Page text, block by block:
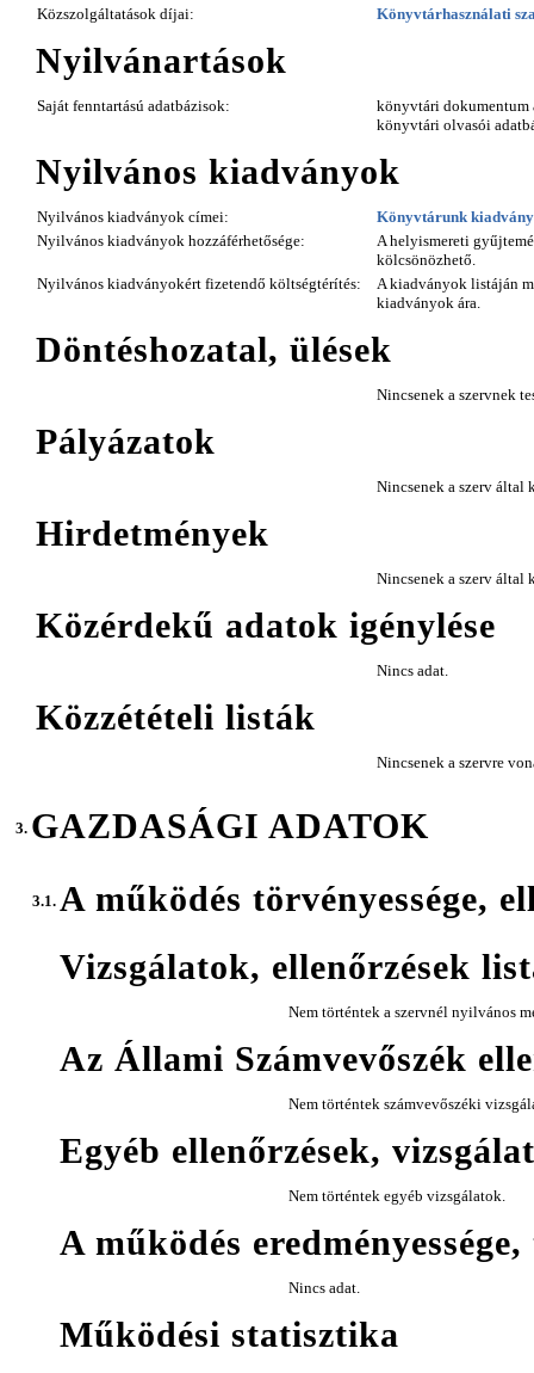
Közszolgáltatások díjai:
Könyvtárhasználati
Nyilvánartások
Saját fenntartású adatbázisok:
könyvtári dokumentum
könyvtári olvasói
Nyilvános kiadványok
Nyilvános kiadványok címei:
Könyvtárunk
Nyilvános kiadványok hozzáférhetősége:
A helyismereti
kölcsönözhető.
Nyilvános kiadványokért fizetendő költségtérítés:
A kiadványok listáján
kiadványok ára.
Döntéshozatal, ülések
Nincsenek a szervnek
Pályázatok
Nincsenek a szerv által
Hirdetmények
Nincsenek a szerv által
Közérdekű adatok igénylése
Nincs adat.
Közzétételi listák
Nincsenek a szervre
3. GAZDASÁGI ADATOK
3.1. A működés törvényessége,
Vizsgálatok, ellenőrzések
Nem történtek a szervnél nyilvános
Az Állami Számvevőszék
Nem történtek számvevőszéki
Egyéb ellenőrzések,
Nem történtek egyéb vizsgálatok.
A működés
Nincs adat.
Működési statisztika